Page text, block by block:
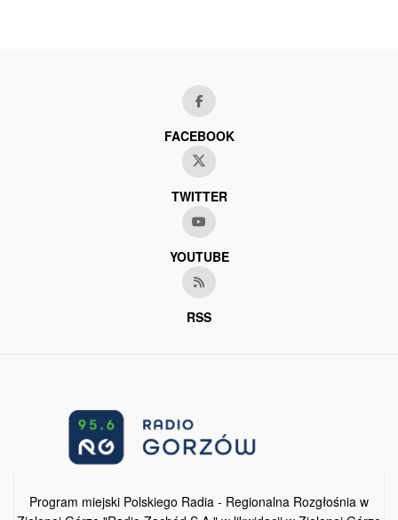
FACEBOOK
TWITTER
YOUTUBE
RSS
Program miejski Polskiego Radia - Regionalna Rozgłośnia w